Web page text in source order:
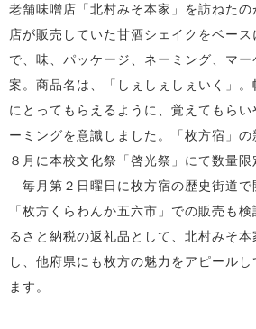
老舗味噌店「北村みそ本家」を訪ねたの
店が販売していた甘酒シェイクをベー
で、味、パッケージ、ネーミング、マ
案。商品名は、「しぇしぇしぇいく」
にとってもらえるように、覚えてもら
ーミングを意識しました。「枚方宿」の
８月に本校文化祭「啓光祭」にて数量限
毎月第２日曜日に枚方宿の歴史街道で
「枚方くらわんか五六市」での販売も
るさと納税の返礼品として、北村みそ
し、他府県にも枚方の魅力をアピール
ます。